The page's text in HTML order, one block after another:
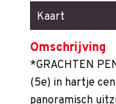
Kaart
Omschrijving
*GRACHTEN
(5e) in hartje
panoramisch